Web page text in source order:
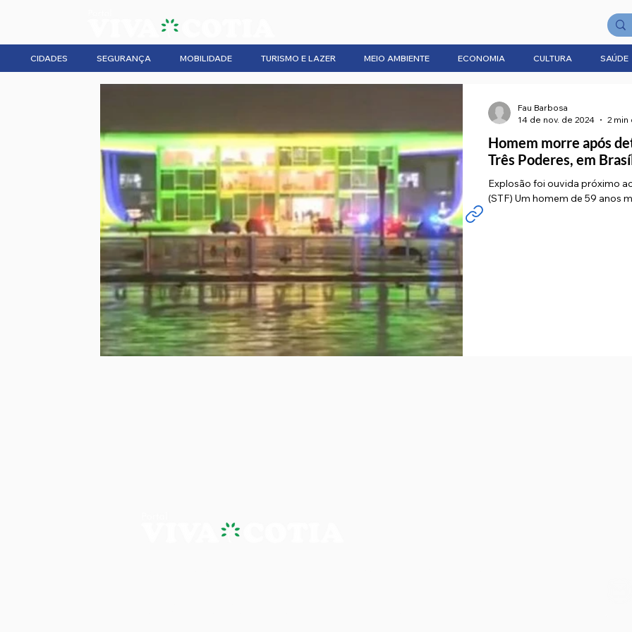
CIDADES SEGURANÇA MOBILIDADE TURISMO E LAZER MEIO AMBIENTE ECONOMIA CULTURA SAÚDE
Homem morre após
Três Poderes, em
Explosão foi ouvida próximo
(STF) Um homem de 59 anos
Fau Barbosa
14 de nov. de 2024
2 min